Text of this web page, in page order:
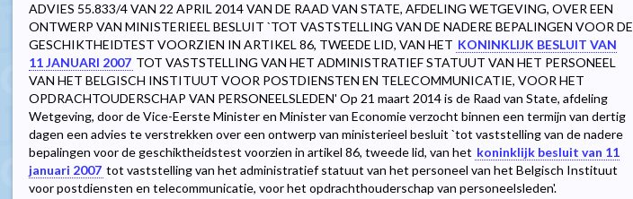
ADVIES 55.833/4 VAN 22 APRIL 2014 VAN DE RAAD VAN STATE, AFDELING WETGEVING, OVER EEN
ONTWERP VAN MINISTERIEEL BESLUIT `TOT VASTSTELLING VAN DE NADERE BEPALINGEN VOOR DE
GESCHIKTHEIDTEST VOORZIEN IN ARTIKEL 86, TWEEDE LID, VAN HET KONINKLIJK BESLUIT VAN
11 JANUARI 2007 TOT VASTSTELLING VAN HET ADMINISTRATIEF STATUUT VAN HET PERSONEEL
VAN HET BELGISCH INSTITUUT VOOR POSTDIENSTEN EN TELECOMMUNICATIE, VOOR HET
OPDRACHTOUDERSCHAP VAN PERSONEELSLEDEN' Op 21 maart 2014 is de Raad van State, afdeling
Wetgeving, door de Vice-Eerste Minister en Minister van Economie verzocht binnen een termijn van dertig
dagen een advies te verstrekken over een ontwerp van ministerieel besluit `tot vaststelling van de nadere
bepalingen voor de geschiktheidstest voorzien in artikel 86, tweede lid, van het koninklijk besluit van 11
januari 2007 tot vaststelling van het administratief statuut van het personeel van het Belgisch Instituut
voor postdiensten en telecommunicatie, voor het opdrachthouderschap van personeelsleden'.